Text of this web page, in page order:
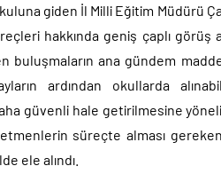
giden İl Milli Eğitim Müdürü
hakkında geniş çaplı görüş
buluşmaların ana gündem
ardından okullarda
güvenli hale getirilmesine
süreçte alması
ele alındı.